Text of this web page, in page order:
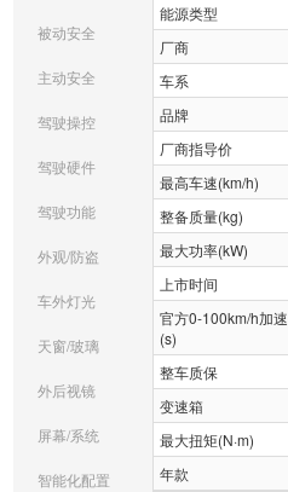
被动安全
主动安全
驾驶操控
驾驶硬件
驾驶功能
外观/防盗
车外灯光
天窗/玻璃
外后视镜
屏幕/系统
智能化配置
能源类型
厂商
车系
品牌
厂商指导价
最高车速(km/h)
整备质量(kg)
最大功率(kW)
上市时间
官方0-100km/h加速
(s)
整车质保
变速箱
最大扭矩(N·m)
年款